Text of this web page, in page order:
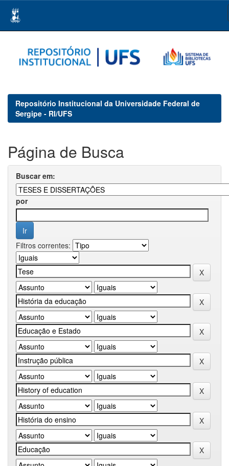
navigation
Repositório Institucional da Universidade Federal de
Sergipe - RI/UFS
Página de Busca
Buscar em:
por
Filtros correntes: